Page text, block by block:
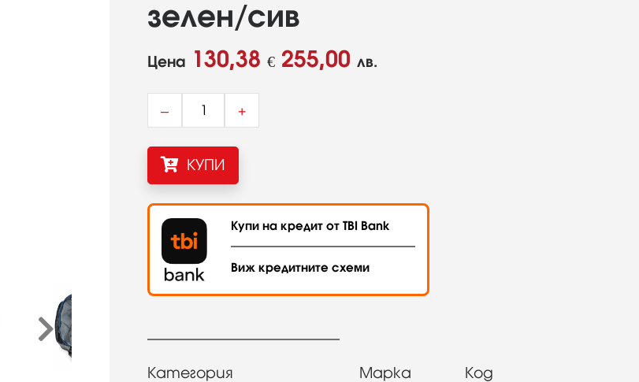
зелен/сив
Цена 130,38 € 255,00 лв.
– +
КУПИ
Купи на кредит от TBI Bank
Виж кредитните схеми
Категория Марка Код